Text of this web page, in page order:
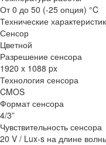
От 0 до 50 (-25 опция) °C
Технические
Сенсор
Цветной
Разрешение сенсора
1920 x 1088 px
Технология сенсора
CMOS
Формат сенсора
4/3”
Чувствительность сенсора
20 V / Lux-s на длине